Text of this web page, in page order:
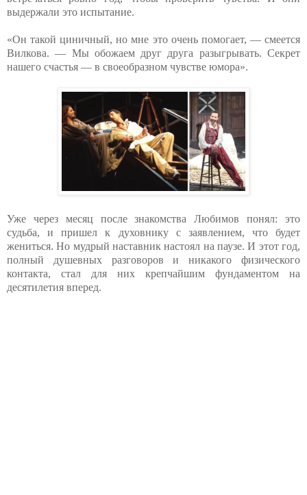
выдержали это испытание.
«Он такой циничный, но мне это очень помогает, — смеется
Вилкова. — Мы обожаем друг друга разыгрывать. Секрет
нашего счастья — в своеобразном чувстве юмора».
Уже через месяц после знакомства Любимов понял: это
судьба, и пришел к духовнику с заявлением, что будет
жениться. Но мудрый наставник настоял на паузе. И этот год,
полный душевных разговоров и никакого физического
контакта, стал для них крепчайшим фундаментом на
десятилетия вперед.